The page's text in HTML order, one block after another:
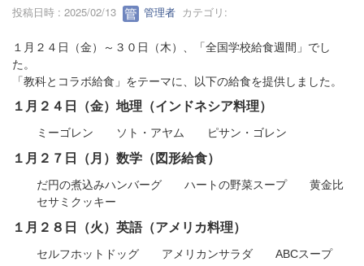
投稿日時 : 2025/02/13 管理者 カテゴリ:
１月２４日（金）～３０日（木）、「全国学校給食週間」でし
た。
「教科とコラボ給食」をテーマに、以下の給食を提供しました。
１月２４日（金）地理（インドネシア料理）
ミーゴレン ソト・アヤム ピサン・ゴレン
１月２７日（月）数学（図形給食）
だ円の煮込みハンバーグ ハートの野菜スープ 黄金比
セサミクッキー
１月２８日（火）英語（アメリカ料理）
セルフホットドッグ アメリカンサラダ ABCスープ